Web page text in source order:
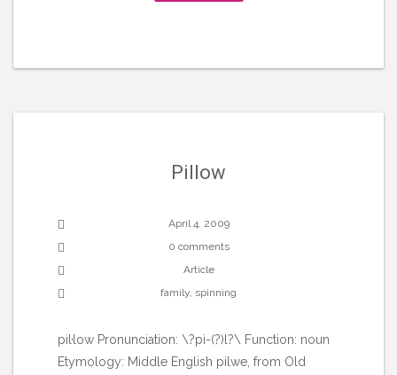
Pillow
April 4, 2009
0 comments
Article
family, spinning
pil·low Pronunciation: \?pi-(?)l?\ Function: noun
Etymology: Middle English pilwe, from Old